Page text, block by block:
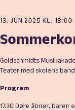
13. JUN 2025 KL. 18:00
Goldschmidts
Teater med skolens
Program
17.30 Døre åbner, baren